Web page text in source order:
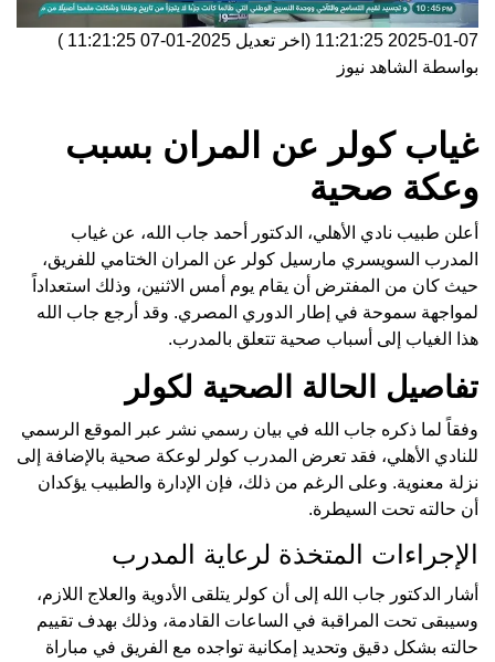
2025-01-07 11:21:25 (اخر تعديل 2025-01-07 11:21:25
)
بواسطة الشاهد نيوز
غياب كولر عن المران بسبب
وعكة صحية
أعلن طبيب نادي الأهلي، الدكتور أحمد جاب الله، عن غياب
المدرب السويسري مارسيل كولر عن المران الختامي للفريق،
حيث كان من المفترض أن يقام يوم أمس الاثنين، وذلك استعداداً
لمواجهة سموحة في إطار الدوري المصري. وقد أرجع جاب الله
هذا الغياب إلى أسباب صحية تتعلق بالمدرب.
تفاصيل الحالة الصحية لكولر
وفقاً لما ذكره جاب الله في بيان رسمي نشر عبر الموقع الرسمي
للنادي الأهلي، فقد تعرض المدرب كولر لوعكة صحية بالإضافة إلى
نزلة معنوية. وعلى الرغم من ذلك، فإن الإدارة والطبيب يؤكدان
أن حالته تحت السيطرة.
الإجراءات المتخذة لرعاية المدرب
أشار الدكتور جاب الله إلى أن كولر يتلقى الأدوية والعلاج اللازم،
وسيبقى تحت المراقبة في الساعات القادمة، وذلك بهدف تقييم
حالته بشكل دقيق وتحديد إمكانية تواجده مع الفريق في مباراة